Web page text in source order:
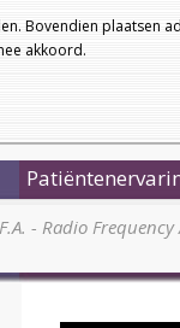
Bovendien plaatsen
akkoord.
Startpagina
- Radio